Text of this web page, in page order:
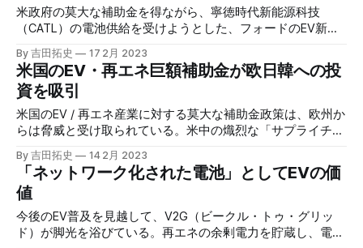
米政府の莫大な補助金を得ながら、寧徳時代新能源科技
（CATL）の電池供給を受けようとした、フォードのEV新工
場計画は、中国の電池なしでEVを作るのがいかに難しいかを
際立たせた。
By 吉田拓史 17 2月 2023
米国のEV・再エネ巨額補助金が欧日韓への投
資を吸引
米国のEV / 再エネ産業に対する莫大な補助金政策は、欧州か
らは脅威と受け取られている。米中の熾烈な「サプライチェ
ーン囲い込み競争」は、日本を含む「その他の勢力」に強い
圧力を掛けているようだ。
By 吉田拓史 14 2月 2023
「ネットワーク化された電池」としてEVの価
値
今後のEV普及を見越して、V2G（ビークル・トゥ・グリッ
ド）が脚光を浴びている。再エネの余剰電力を貯蔵し、電力